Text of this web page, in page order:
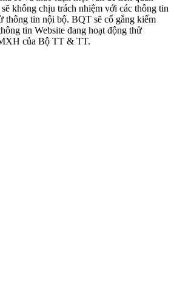
không chịu trách nhiệm với các thông tin
thông tin nội bộ. BQT sẽ cố gắng kiểm
tin Website đang hoạt động thử
của Bộ TT & TT.